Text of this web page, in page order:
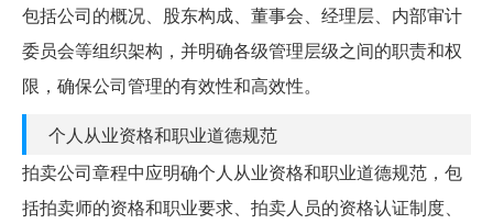
包括公司的概况、股东构成、董事会、经理层、内部审计
委员会等组织架构，并明确各级管理层级之间的职责和权
限，确保公司管理的有效性和高效性。
个人从业资格和职业道德规范
拍卖公司章程中应明确个人从业资格和职业道德规范，包
括拍卖师的资格和职业要求、拍卖人员的资格认证制度、